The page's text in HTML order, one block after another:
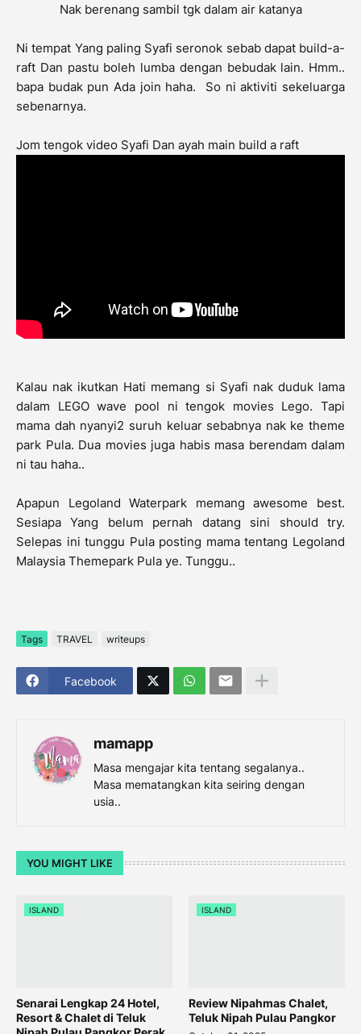
Nak berenang sambil tgk dalam air katanya
Ni tempat Yang paling Syafi seronok sebab dapat build-a-
raft Dan pastu boleh lumba dengan bebudak lain. Hmm..
bapa budak pun Ada join haha. So ni aktiviti sekeluarga
sebenarnya.
Jom tengok video Syafi Dan ayah main build a raft
Kalau nak ikutkan Hati memang si Syafi nak duduk lama
dalam LEGO wave pool ni tengok movies Lego. Tapi
mama dah nyanyi2 suruh keluar sebabnya nak ke theme
park Pula. Dua movies juga habis masa berendam dalam
ni tau haha..
Apapun Legoland Waterpark memang awesome best.
Sesiapa Yang belum pernah datang sini should try.
Selepas ini tunggu Pula posting mama tentang Legoland
Malaysia Themepark Pula ye. Tunggu..
Tags TRAVEL writeups
Facebook
mamapp
Masa mengajar kita tentang segalanya..
Masa mematangkan kita seiring dengan
usia..
YOU MIGHT LIKE
ISLAND
Senarai Lengkap 24 Hotel,
Resort & Chalet di Teluk
ISLAND
Review Nipahmas Chalet,
Teluk Nipah Pulau Pangkor